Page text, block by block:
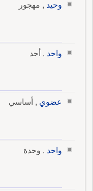
وحيد , مهجور
واحد , أحد
عضوي , أساسي
واحد , وحدة